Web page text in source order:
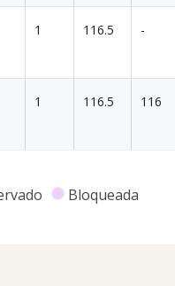
1 116.5 -
1 116.5 116
Bloqueada